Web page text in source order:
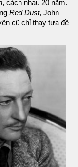
, cách nhau 20 năm.
Red Dust, John
cũ chỉ thay tựa đề